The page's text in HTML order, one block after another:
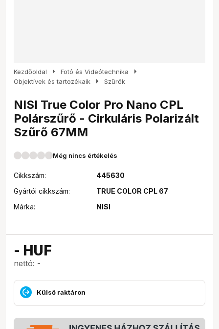
Kezdőoldal arrow_right Fotó és Videótechnika arrow_right
Objektívek és tartozékaik arrow_right Szűrők
NISI True Color Pro Nano CPL
Polárszűrő - Cirkuláris Polarizált
Szűrő 67MM
Még nincs értékelés
Cikkszám:
445630
Gyártói cikkszám:
TRUE COLOR CPL 67
Márka:
NISI
- HUF
nettó: -
Külső raktáron